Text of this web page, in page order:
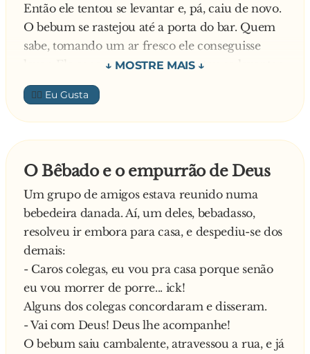
Então ele tentou se levantar e, pá, caiu de novo.
O bebum se rastejou até a porta do bar. Quem
sabe, tomando um ar fresco ele conseguisse
levar. Ele esperou um pouco, tentou se levantar
e, bum, desmoronou outra vez. E começou a se
rastejar. Pelo menos isso ele conseguiu. Foi se
rastejando pela rua e teve pelo menos uma idéia
inteligente: resolveu desistir do outro bar e ir
Depois de se rastejar alguns quarteirões ele
chegou em casa. Agora ele conseguiria levantar.
Que nada! Caiu de novo! E foi rastejando até a
sua cama.
Acordou na manhã seguinte com a esposa
dando uma tremenda bronca:
— Bonito, hein! Bebendo novamente na rua até
tarde!
— Quem disse isso? — perguntou ele, com
olhar inocente.
👍🏼
O Bêbado e o empurrão de Deus
Um grupo de amigos estava reunido numa
bebedeira danada. Aí, um deles, bebadasso,
resolveu ir embora para casa, e despediu-se dos
demais:
- Caros colegas, eu vou pra casa porque senão
eu vou morrer de porre... ick!
Alguns dos colegas concordaram e disseram.
- Vai com Deus! Deus lhe acompanhe!
O bebum saiu cambalente, atravessou a rua, e já